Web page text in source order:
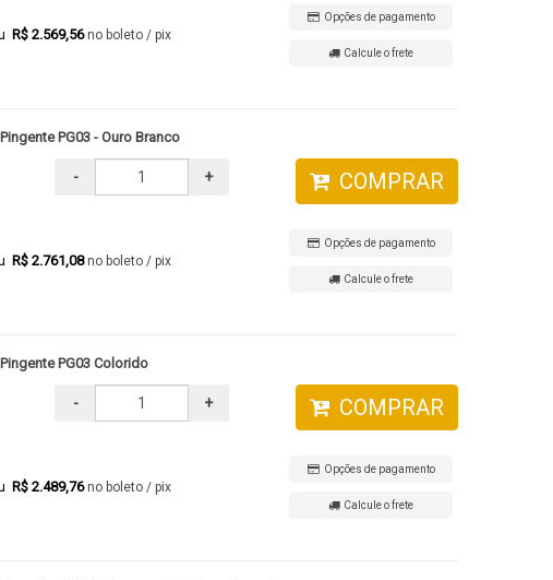
R$ 2.569,56no boleto / pix
Opções de pagamento
Calcule o frete
Pingente PG03 - Ouro Branco
- + COMPRAR
R$ 2.761,08no boleto / pix
Opções de pagamento
Calcule o frete
Pingente PG03 Colorido
- + COMPRAR
R$ 2.489,76no boleto / pix
Opções de pagamento
Calcule o frete